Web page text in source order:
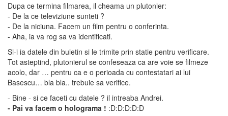
Dupa ce termina filmarea, il cheama un plutonier:
- De la ce televiziune sunteti ?
- De la niciuna. Facem un film pentru o conferinta.
- Aha, ia va rog sa va identificati.
Si-i ia datele din buletin si le trimite prin statie pentru verificare.
Tot asteptind, plutonierul se confeseaza ca are voie se filmeze
acolo, dar … pentru ca e o perioada cu contestatari ai lui
Basescu… bla bla.. trebuie sa verifice.
- Bine - si ce faceti cu datele ? il intreaba Andrei.
- Pai va facem o holograma ! :D:D:D:D:D